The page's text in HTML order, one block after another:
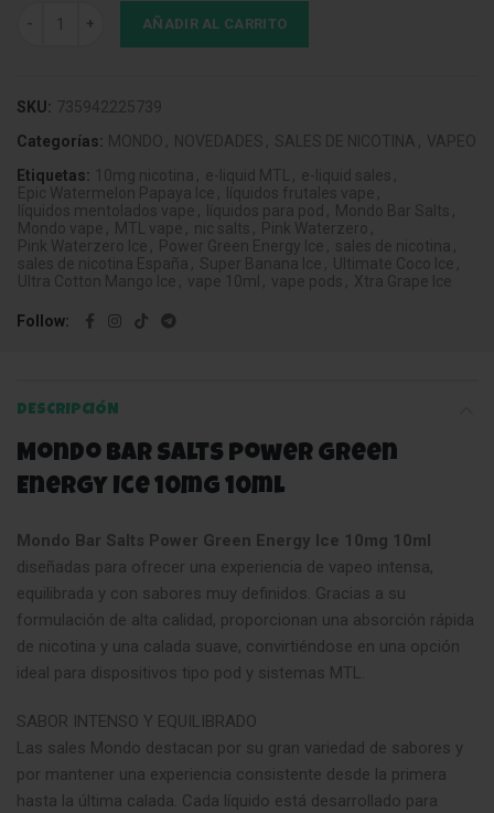
Mondo Bar Salts Power Green Energy Ice 10mg 10ml cantidad
AÑADIR AL CARRITO
SKU: 735942225739
Categorías: MONDO , NOVEDADES , SALES DE NICOTINA , VAPEO
Etiquetas:
10mg nicotina , e-liquid MTL , e-liquid sales ,
Epic Watermelon Papaya Ice , líquidos frutales vape ,
líquidos mentolados vape , líquidos para pod , Mondo Bar Salts ,
Mondo vape , MTL vape , nic salts , Pink Waterzero ,
Pink Waterzero Ice , Power Green Energy Ice , sales de nicotina ,
sales de nicotina España , Super Banana Ice , Ultimate Coco Ice ,
Ultra Cotton Mango Ice , vape 10ml , vape pods , Xtra Grape Ice
Follow
DESCRIPCIÓN
Mondo Bar Salts Power Green
Energy Ice 10mg 10ml
Mondo Bar Salts Power Green Energy Ice 10mg 10ml
diseñadas para ofrecer una experiencia de vapeo intensa,
equilibrada y con sabores muy definidos. Gracias a su
formulación de alta calidad, proporcionan una absorción rápida
de nicotina y una calada suave, convirtiéndose en una opción
ideal para dispositivos tipo pod y sistemas MTL.
SABOR INTENSO Y EQUILIBRADO
Las sales Mondo destacan por su gran variedad de sabores y
por mantener una experiencia consistente desde la primera
hasta la última calada. Cada líquido está desarrollado para